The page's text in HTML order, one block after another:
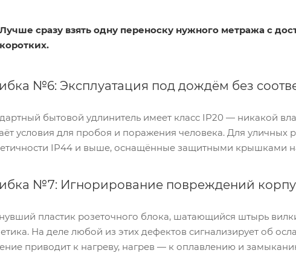
Лучше сразу взять одну переноску нужного метража с
коротких.
№6: Эксплуатация под дождём без
бытовой удлинитель имеет класс IP20 — никакой
условия для пробоя и поражения человека. Для уличных
IP44 и выше, оснащённые защитными крышками
№7: Игнорирование повреждений
пластик розеточного блока, шатающийся штырь
На деле любой из этих дефектов сигнализирует об
приводит к нагреву, нагрев — к оплавлению и